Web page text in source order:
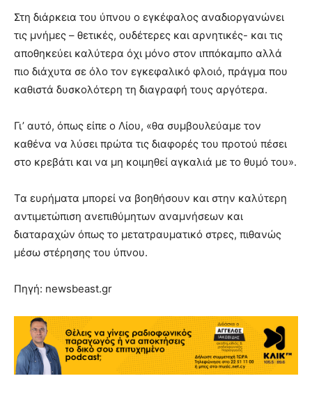
Στη διάρκεια του ύπνου ο εγκέφαλος αναδιοργανώνει
τις μνήμες – θετικές, ουδέτερες και αρνητικές- και τις
αποθηκεύει καλύτερα όχι μόνο στον ιππόκαμπο αλλά
πιο διάχυτα σε όλο τον εγκεφαλικό φλοιό, πράγμα που
καθιστά δυσκολότερη τη διαγραφή τους αργότερα.
Γι’ αυτό, όπως είπε ο Λίου, «θα συμβουλεύαμε τον
καθένα να λύσει πρώτα τις διαφορές του προτού πέσει
στο κρεβάτι και να μη κοιμηθεί αγκαλιά με το θυμό του».
Τα ευρήματα μπορεί να βοηθήσουν και στην καλύτερη
αντιμετώπιση ανεπιθύμητων αναμνήσεων και
διαταραχών όπως το μετατραυματικό στρες, πιθανώς
μέσω στέρησης του ύπνου.
Πηγή: newsbeast.gr